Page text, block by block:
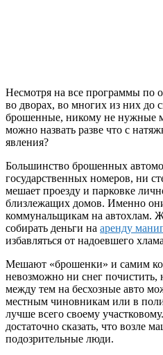
Несмотря на все программы по
во дворах, во многих из них до
брошенные, никому не нужные
можно назвать разве что с
явления?
Большинство брошенных
государственных номеров, ни
мешает проезду и парковке
близлежащих домов. Именно
коммунальщикам на автохлам.
собирать деньги на аренду
избавляться от надоевшего
Мешают «брошенки» и самим
невозможно ни снег почистить,
между тем на бесхозные авто
местным чиновникам или в
лучше всего своему
достаточно сказать, что возле
подозрительные люди.